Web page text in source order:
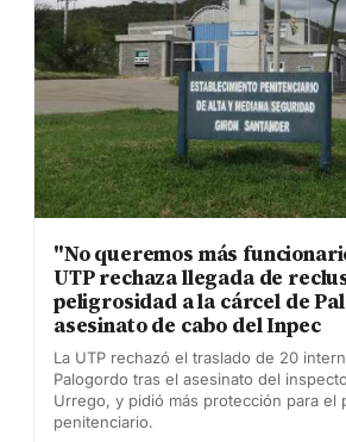
"No queremos más
UTP rechaza llegada de
peligrosidad a la cárcel de
asesinato de cabo del Inpec
La UTP rechazó el traslado de 20
Palogordo tras el asesinato del
Urrego, y pidió más protección para el
penitenciario.